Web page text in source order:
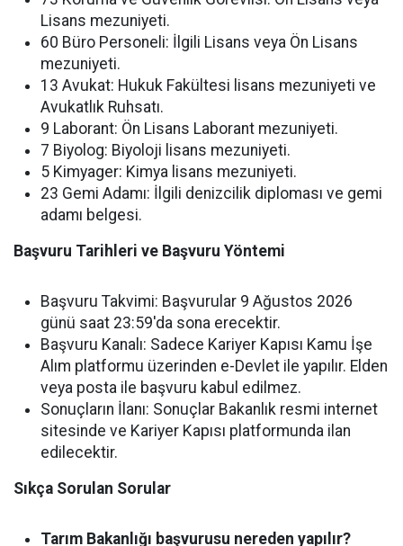
Lisans mezuniyeti.
60 Büro Personeli: İlgili Lisans veya Ön Lisans
mezuniyeti.
13 Avukat: Hukuk Fakültesi lisans mezuniyeti ve
Avukatlık Ruhsatı.
9 Laborant: Ön Lisans Laborant mezuniyeti.
7 Biyolog: Biyoloji lisans mezuniyeti.
5 Kimyager: Kimya lisans mezuniyeti.
23 Gemi Adamı: İlgili denizcilik diploması ve gemi
adamı belgesi.
Başvuru Tarihleri ve Başvuru Yöntemi
Başvuru Takvimi: Başvurular 9 Ağustos 2026
günü saat 23:59'da sona erecektir.
Başvuru Kanalı: Sadece Kariyer Kapısı Kamu İşe
Alım platformu üzerinden e-Devlet ile yapılır. Elden
veya posta ile başvuru kabul edilmez.
Sonuçların İlanı: Sonuçlar Bakanlık resmi internet
sitesinde ve Kariyer Kapısı platformunda ilan
edilecektir.
Sıkça Sorulan Sorular
Tarım Bakanlığı başvurusu nereden yapılır?